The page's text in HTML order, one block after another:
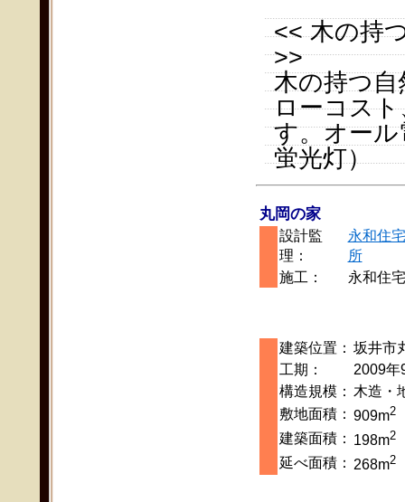
<< 木の持
>>
木の持つ自
ローコス
す。オー
蛍光灯）
丸岡の家
設計監
理：
永和住
所
施工：
永和住
建築位置： 坂井市
工期：
2009年
構造規模： 木造・
敷地面積： 909m2
建築面積： 198m2
延べ面積： 268m2